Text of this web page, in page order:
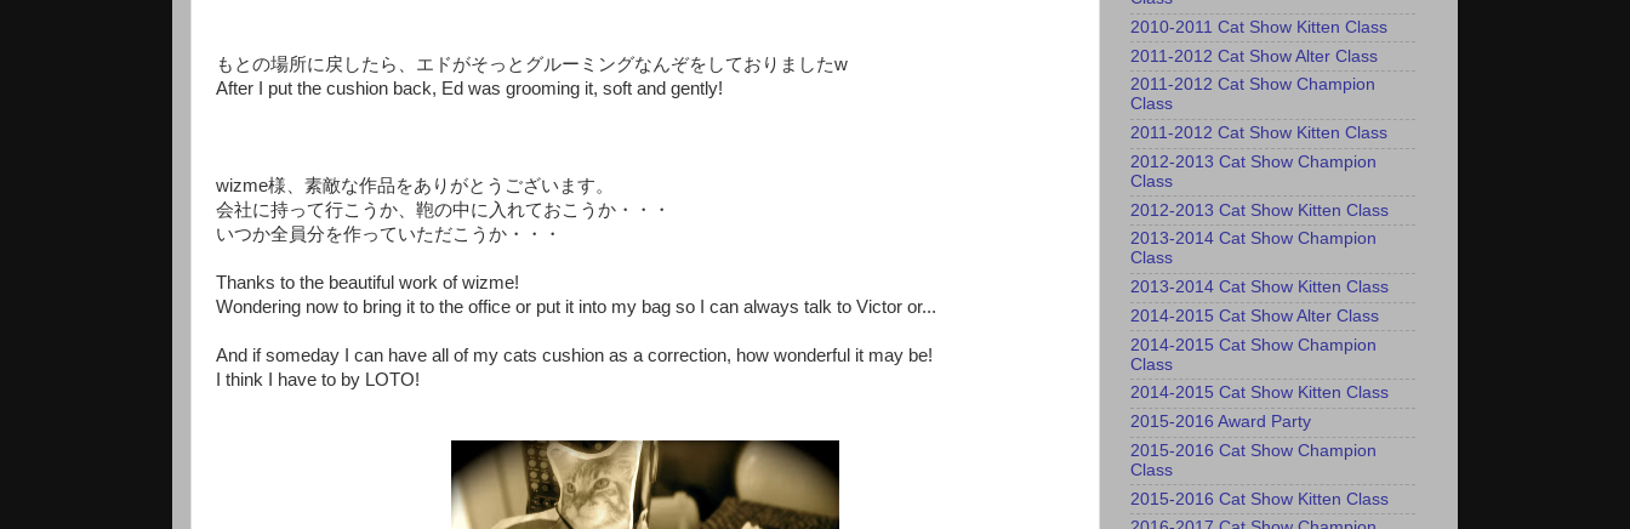
もとの場所に戻したら、エドがそっとグルーミングなんぞをしておりましたw
After I put the cushion back, Ed was grooming it, soft and gently!
wizme様、素敵な作品をありがとうございます。
会社に持って行こうか、鞄の中に入れておこうか・・・
いつか全員分を作っていただこうか・・・
Thanks to the beautiful work of wizme!
Wondering now to bring it to the office or put it into my bag so I can always talk to Victor or...
And if someday I can have all of my cats cushion as a correction, how wonderful it may be!
I think I have to by LOTO!
2010-2011 Cat Show Kitten Class
2011-2012 Cat Show Alter Class
2011-2012 Cat Show Champion
Class
2011-2012 Cat Show Kitten Class
2012-2013 Cat Show Champion
Class
2012-2013 Cat Show Kitten Class
2013-2014 Cat Show Champion
Class
2013-2014 Cat Show Kitten Class
2014-2015 Cat Show Alter Class
2014-2015 Cat Show Champion
Class
2014-2015 Cat Show Kitten Class
2015-2016 Award Party
2015-2016 Cat Show Champion
Class
2015-2016 Cat Show Kitten Class